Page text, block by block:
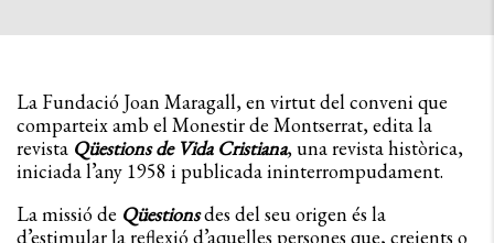
La Fundació Joan Maragall, en virtut del conveni que
comparteix amb el Monestir de Montserrat, edita la
revista Qüestions de Vida Cristiana, una revista històrica,
iniciada l’any 1958 i publicada ininterrompudament.
La missió de Qüestionsdes del seu origen és la
d’estimular la reflexió d’aquelles persones que, creients o